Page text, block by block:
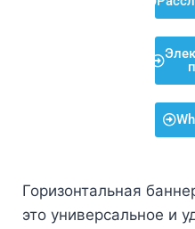
Горизонтальная
это универсальное и